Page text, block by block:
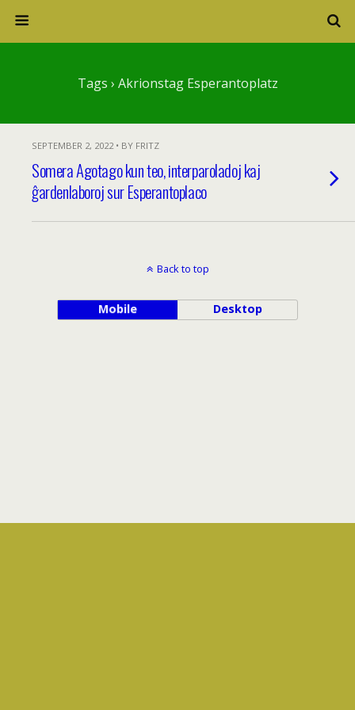
Tags › Akrionstag Esperantoplatz
SEPTEMBER 2, 2022 • BY FRITZ
Somera Agotago kun teo, interparoladoj kaj
ĝardenlaboroj sur Esperantoplaco
Back to top
Mobile Desktop